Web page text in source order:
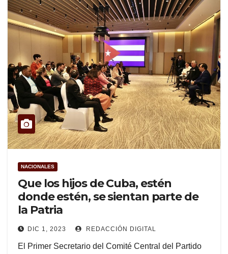
NACIONALES
Que los hijos de Cuba, estén
donde estén, se sientan parte de
la Patria
DIC 1, 2023 REDACCIÓN DIGITAL
El Primer Secretario del Comité Central del Partido